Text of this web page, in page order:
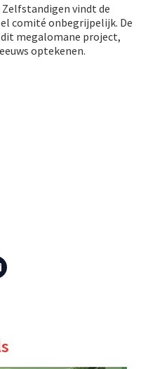
vindt de
comité onbegrijpelijk. De
megalomane project,
optekenen.